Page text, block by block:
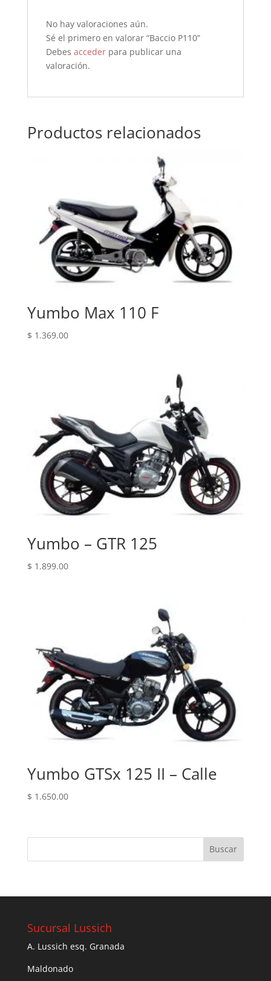
No hay valoraciones aún.
Sé el primero en valorar “Baccio P110”
Debes accederpara publicar una
valoración.
Productos relacionados
Yumbo Max 110 F
$ 1.369.00
Yumbo – GTR 125
$ 1.899.00
Yumbo GTSx 125 II – Calle
$ 1.650.00
Sucursal Lussich
A. Lussich esq. Granada
Maldonado